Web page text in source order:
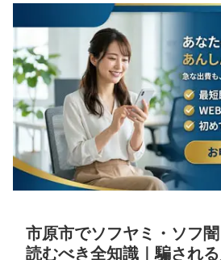
市原市でソフヤミ・ソフ
読むべき全知識｜騙され